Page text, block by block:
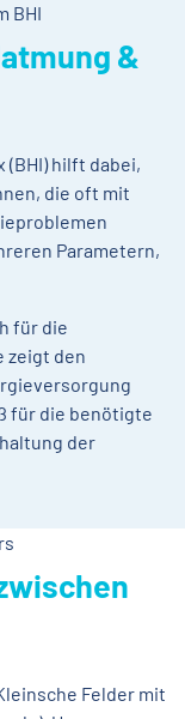
BHI
&
hilft dabei,
die oft mit
Parametern,
für die
zeigt den
für die benötigte
der
als
ist ein Maß für
Felder mit